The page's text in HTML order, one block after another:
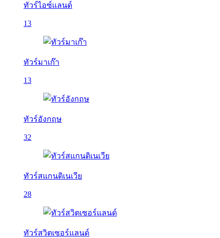
ทัวร์ไอซ์แลนด์
13
ทัวร์มาเก๊า
13
ทัวร์อังกฤษ
32
ทัวร์สแกนดิเนเวีย
28
ทัวร์สวิตเซอร์แลนด์